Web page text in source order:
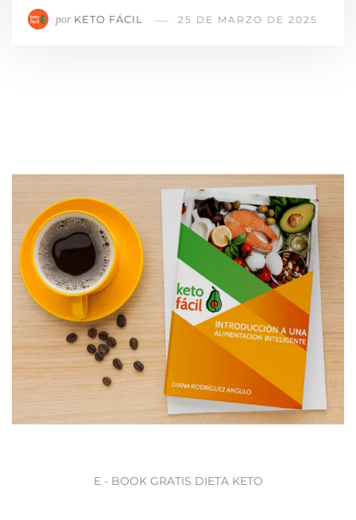
por KETO FÁCIL 25 DE MARZO DE 2025
E - BOOK GRATIS DIETA KETO